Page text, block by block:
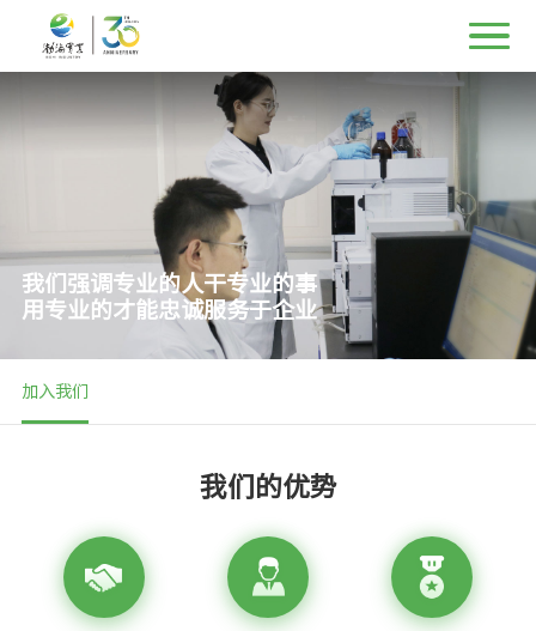
我们强调专业的人干专业的事
用专业的才能忠诚服务于企业
加入我们
我们的优势